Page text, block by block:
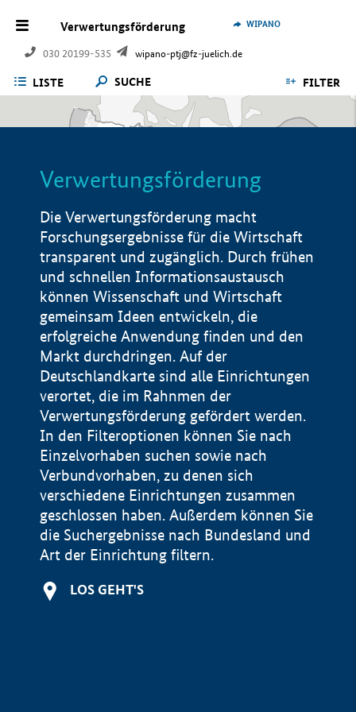
Verwertungsförderung
030 20199-535 wipano-ptj@fz-juelich.de
WIPANO
LISTE SUCHE FILTER
Verwertungsförderung
Die Verwertungsförderung macht
Forschungsergebnisse für die Wirtschaft
transparent und zugänglich. Durch frühen
und schnellen Informationsaustausch
können Wissenschaft und Wirtschaft
gemeinsam Ideen entwickeln, die
erfolgreiche Anwendung finden und den
Markt durchdringen. Auf der
Deutschlandkarte sind alle Einrichtungen
verortet, die im Rahnmen der
Verwertungsförderung gefördert werden.
In den Filteroptionen können Sie nach
Einzelvorhaben suchen sowie nach
Verbundvorhaben, zu denen sich
verschiedene Einrichtungen zusammen
geschlossen haben. Außerdem können Sie
die Suchergebnisse nach Bundesland und
Art der Einrichtung filtern.
LOS GEHT'S